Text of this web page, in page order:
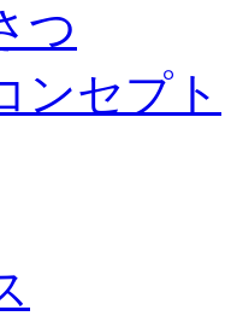
つ
ンセプト